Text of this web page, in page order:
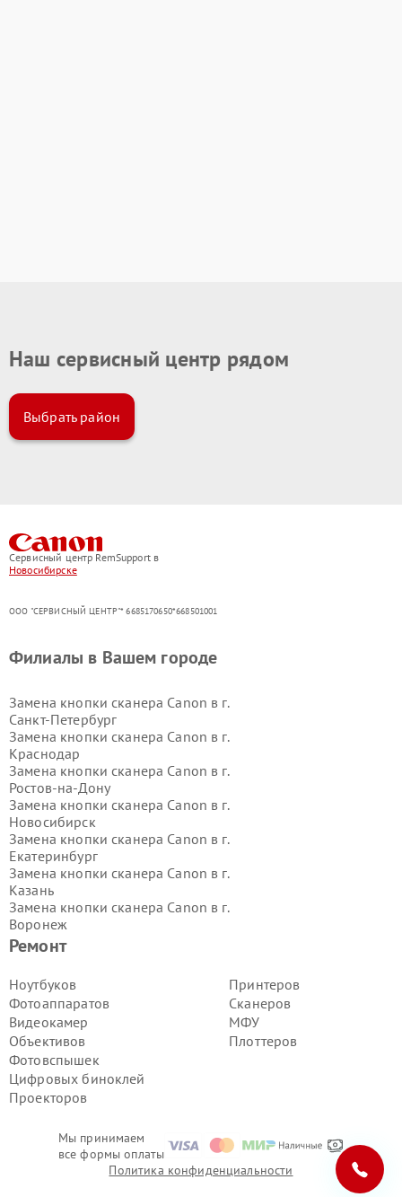
Наш сервисный центр рядом
Выбрать район
Сервисный центр RemSupport в
Новосибирске
ООО "СЕРВИСНЫЙ ЦЕНТР"* 6685170650*668501001
Мы принимаем
все формы оплаты
Ремонт
Ноутбуков
Фотоаппаратов
Видеокамер
Объективов
Фотовспышек
Цифровых биноклей
Проекторов
Принтеров
Сканеров
МФУ
Плоттеров
Филиалы в Вашем городе
Замена кнопки сканера Canon в г.
Санкт-Петербург
Замена кнопки сканера Canon в г.
Краснодар
Замена кнопки сканера Canon в г.
Ростов-на-Дону
Замена кнопки сканера Canon в г.
Новосибирск
Замена кнопки сканера Canon в г.
Екатеринбург
Замена кнопки сканера Canon в г.
Казань
Замена кнопки сканера Canon в г.
Воронеж
Замена кнопки сканера Canon в г.
Замена кнопки сканера Canon в г.
Самара
Замена кнопки сканера Canon в г.
Пермь
Замена кнопки сканера Canon в г.
Красноярск
Замена кнопки сканера Canon в г.
Ижевск
Челябинск
Замена кнопки сканера Canon в г.
Замена кнопки сканера Canon в г.
Политика конфиденциальности